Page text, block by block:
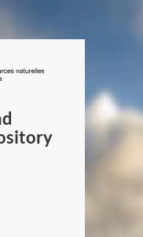
/
Canada